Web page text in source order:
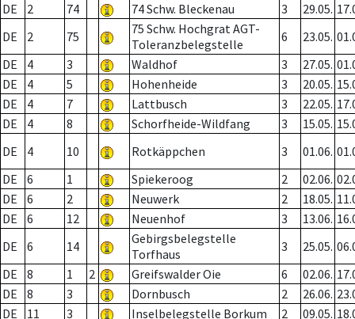
DE
2 74 74 Schw. Bleckenau 3 29.05.
DE
2 75
75 Schw. Hochgrat AGT-
Toleranzbelegstelle
6 23.05.
DE
4 3 Waldhof 3 27.05.
DE
4 5 Hohenheide 3 20.05.
DE
4 7 Lattbusch 3 22.05.
DE
4 8 Schorfheide-Wildfang 3 15.05.
DE
4 10 Rotkäppchen 3 01.06.
DE
6 1 Spiekeroog 2 02.06.
DE
6 2 Neuwerk 2 18.05.
DE
6 12 Neuenhof 3 13.06.
DE
6 14
Gebirgsbelegstelle
Torfhaus
3 25.05.
DE
8 1 2 Greifswalder Oie 6 02.06.
DE
8 3 Dornbusch 2 26.06.
DE
11 3 Inselbelegstelle Borkum 2 09.05.